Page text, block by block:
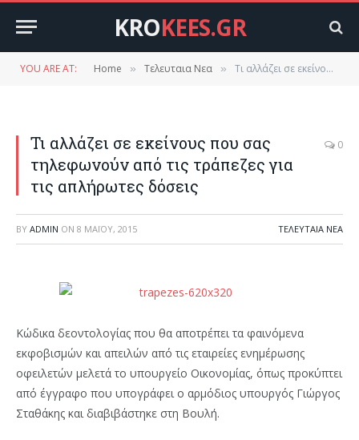
KROKEES.GR
YOU ARE AT: Home » Τελευταια Νεα » Τι αλλάζει σε εκείνους που σας τηλεφωνούν από τις τράπεζες για τις απλήρωτες δόσεις
Τι αλλάζει σε εκείνους που σας
τηλεφωνούν από τις τράπεζες για
τις απλήρωτες δόσεις
0
BY ADMIN ON 8 ΜΑΪ́ΟΥ, 2015 ΤΕΛΕΥΤΑΙΑ ΝΕΑ
Κώδικα δεοντολογίας που θα αποτρέπει τα φαινόμενα
εκφοβισμών και απειλών από τις εταιρείες ενημέρωσης
οφειλετών μελετά το υπουργείο Οικονομίας, όπως προκύπτει
από έγγραφο που υπογράφει ο αρμόδιος υπουργός Γιώργος
Σταθάκης και διαβιβάστηκε στη Βουλή.